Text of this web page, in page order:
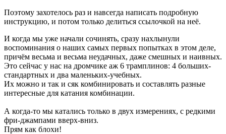
Поэтому захотелось раз и навсегда написать подробную
инструкцию, и потом только делиться ссылочкой на неё.
И когда мы уже начали сочинять, сразу нахлынули
воспоминания о наших самых первых попытках в этом деле,
причём весьма и весьма неудачных, даже смешных и наивных.
Это сейчас у нас на дромчике аж 6 трамплинов: 4 больших-
стандартных и два маленьких-учебных.
Их можно и так и сяк комбинировать и составлять разные
интересные для катания комбинации.
А когда-то мы катались только в двух измерениях, с редкими
фри-джампами вверх-вниз.
Прям как блохи!